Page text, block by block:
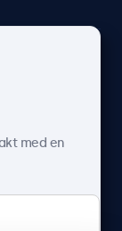
med en